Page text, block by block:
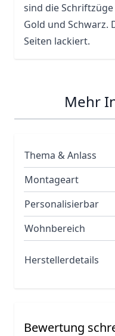
sind die Schriftzüge
Gold und Schwarz.
Seiten lackiert.
Mehr
Thema & Anlass
Montageart
Personalisierbar
Wohnbereich
Herstellerdetails
Bewertung